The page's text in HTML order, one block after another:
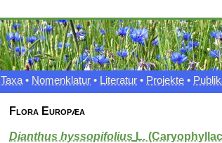
Taxa • Nomenklatur • Literatur • Projekte •
Flora Europæa
Dianthus hyssopifolius L.